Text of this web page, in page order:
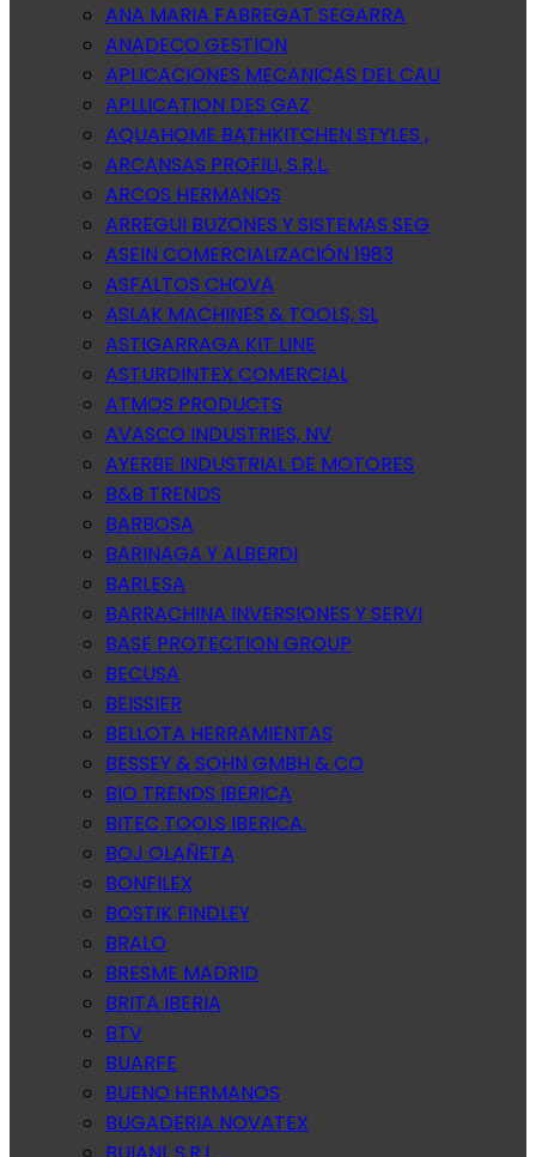
ANA MARIA FABREGAT SEGARRA
ANADECO GESTION
APLICACIONES MECANICAS DEL CAU
APLLICATION DES GAZ
AQUAHOME BATHKITCHEN STYLES ,
ARCANSAS PROFILI, S.R.L.
ARCOS HERMANOS
ARREGUI BUZONES Y SISTEMAS SEG
ASEIN COMERCIALIZACIÓN 1983
ASFALTOS CHOVA
ASLAK MACHINES & TOOLS, SL
ASTIGARRAGA KIT LINE
ASTURDINTEX COMERCIAL
ATMOS PRODUCTS
AVASCO INDUSTRIES, NV
AYERBE INDUSTRIAL DE MOTORES
B&B TRENDS
BARBOSA
BARINAGA Y ALBERDI
BARLESA
BARRACHINA INVERSIONES Y SERVI
BASE PROTECTION GROUP
BECUSA
BEISSIER
BELLOTA HERRAMIENTAS
BESSEY & SOHN GMBH & CO
BIO TRENDS IBERICA
BITEC TOOLS IBERICA.
BOJ OLAÑETA
BONFILEX
BOSTIK FINDLEY
BRALO
BRESME MADRID
BRITA IBERIA
BTV
BUARFE
BUENO HERMANOS
BUGADERIA NOVATEX